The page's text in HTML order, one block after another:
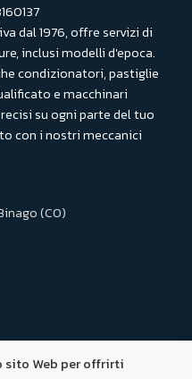
dal 1976, offre servizi di
inclusi modelli d'epoca.
condizionatori, pastiglie
e macchinari
su ogni parte del tuo
con i nostri meccanici
(CO)
sito Web per offrirti